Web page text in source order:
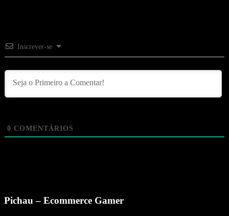
Inscrever-se
0 COMENTÁRIOS
Pichau – Ecommerce Gamer